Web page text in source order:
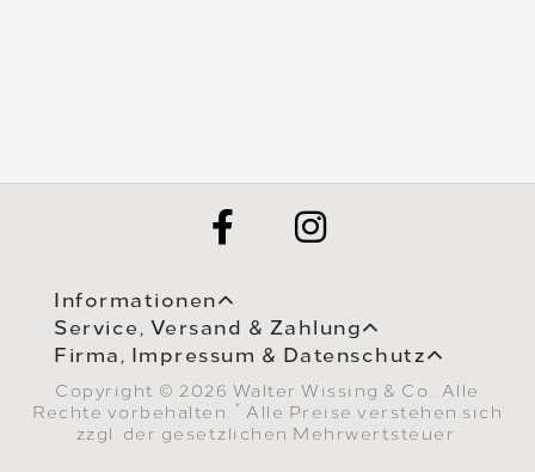
Informationen
Service, Versand & Zahlung
Firma, Impressum & Datenschutz
Copyright © 2026 Walter Wissing & Co.. Alle
Rechte vorbehalten.
* Alle Preise verstehen sich
zzgl. der gesetzlichen Mehrwertsteuer.